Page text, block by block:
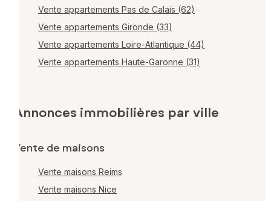
Vente appartements Pas de Calais (62)
Vente appartements Gironde (33)
Vente appartements Loire-Atlantique (44)
Vente appartements Haute-Garonne (31)
Annonces immobilières par ville
Vente de maisons
Vente maisons Reims
Vente maisons Nice